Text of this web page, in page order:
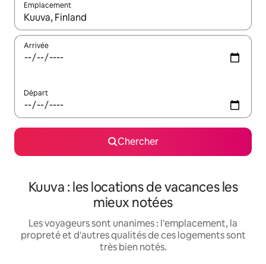
Emplacement
Quand les résultats sont affichés, parcourez-les en utilisant
Arrivée
Départ
Chercher
Kuuva : les locations de vacances les
mieux notées
Les voyageurs sont unanimes : l'emplacement, la
propreté et d'autres qualités de ces logements sont
très bien notés.